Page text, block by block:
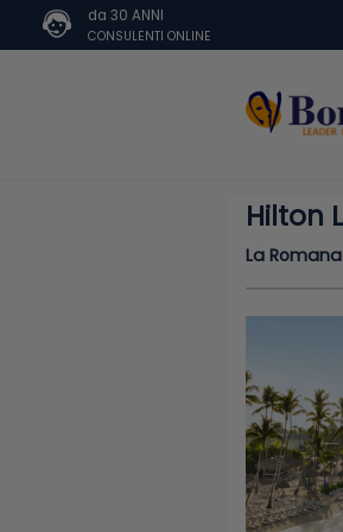
da 30 ANNI
CONSULENTI ONLINE
Hilton
La